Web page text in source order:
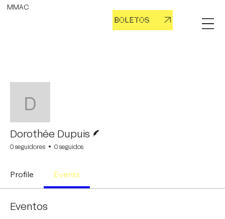
BOLETOS
MMAC
Dorothée Dupuis
Dorothée Dupuis
0 seguidores 0 seguidos
Profile Events
Eventos